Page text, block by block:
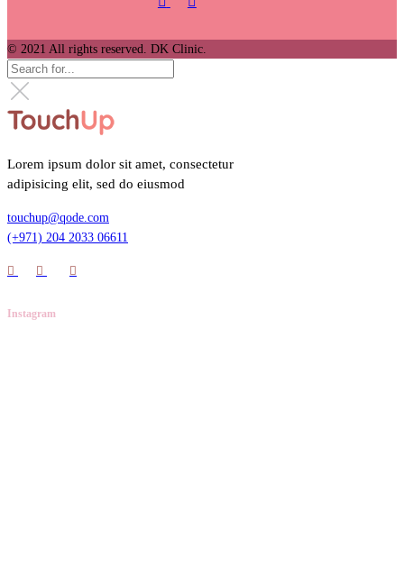
© 2021 All rights reserved. DK Clinic.
Lorem ipsum dolor sit amet, consectetur
adipisicing elit, sed do eiusmod
touchup@qode.com
(+971) 204 2033 06611
Instagram